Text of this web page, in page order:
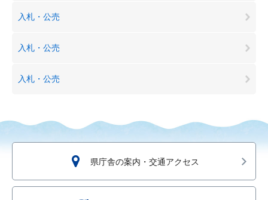
入札・公売
入札・公売
入札・公売
県庁舎の案内・交通アクセス